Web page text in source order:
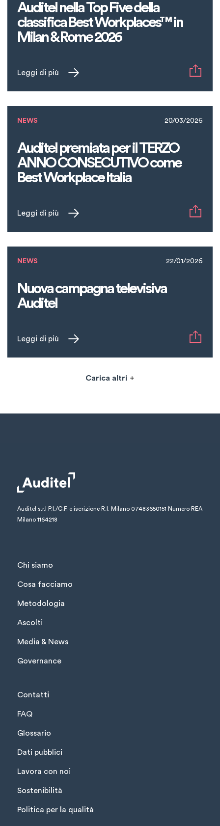
Auditel nella Top Five della
classifica Best Workplaces™ in
Milan & Rome 2026
Leggi di più
NEWS 20/03/2026
Auditel premiata per il TERZO
ANNO CONSECUTIVO come
Best Workplace Italia
Leggi di più
NEWS 22/01/2026
Nuova campagna televisiva
Auditel
Leggi di più
Carica altri
Auditel s.r.l P.I./C.F. e iscrizione R.I. Milano 07483650151 Numero REA
Milano 1164218
Chi siamo
Cosa facciamo
Metodologia
Ascolti
Media & News
Governance
Contatti
FAQ
Glossario
Dati pubblici
Lavora con noi
Sostenibilità
Politica per la qualità